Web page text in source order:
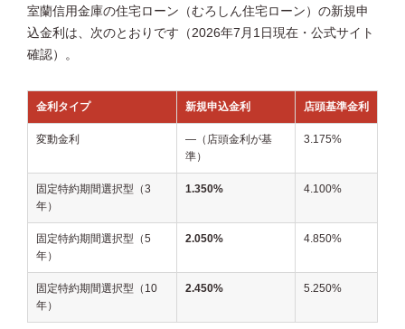
室蘭信用金庫の住宅ローン（むろしん住宅ローン）の新規申
込金利は、次のとおりです（2026年7月1日現在・公式サイト
確認）。
金利タイプ 新規申込金利 店頭基準金利
変動金利
―（店頭金利が基
準）
3.175%
固定特約期間選択型（3
年）
1.350% 4.100%
固定特約期間選択型（5
年）
2.050% 4.850%
固定特約期間選択型（10
年）
2.450% 5.250%